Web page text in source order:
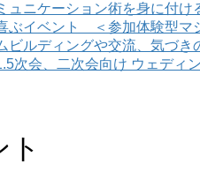
ュニケーション術を身に付け
ぶイベント ＜参加体験型マ
ビルディングや交流、気づ
次会、二次会向け ウェディ